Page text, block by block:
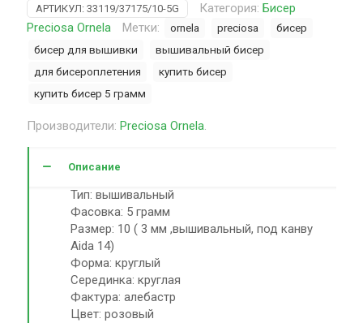
АРТИКУЛ: 33119/37175/10-5G Категория: Бисер
Preciosa Ornela
Метки: ornela preciosa
бисер
бисер для вышивки
вышивальный бисер
для бисероплетения
купить бисер
купить бисер 5 грамм
Производители: Preciosa Ornela.
Описание
Тип: вышивальный
Фасовка: 5 грамм
Размер: 10 ( 3 мм ,вышивальный, под канву
Aida 14)
Форма: круглый
Серединка: круглая
Фактура: алебастр
Цвет: розовый